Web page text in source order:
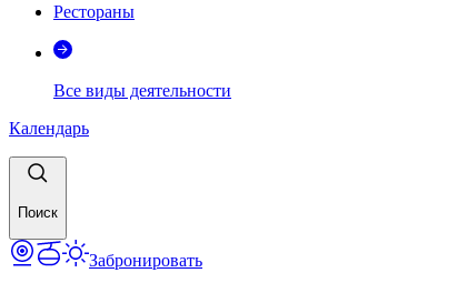
Рестораны
Все виды деятельности
Календарь
Поиск
Забронировать